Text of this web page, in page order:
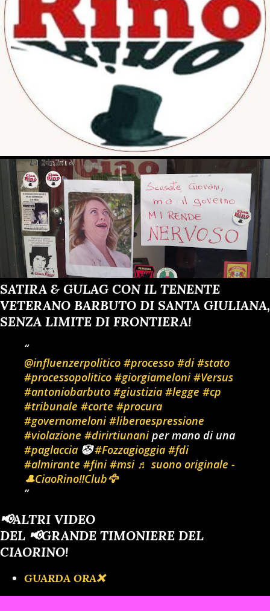
SATIRA & GULAG CON IL TENENTE
VETERANO BARBUTO DI SANTA GIULIANA,
SENZA LIMITE DI FRONTIERA!
@influenzerpolitico #processo #di #stato
#processopolitico #giorgiameloni #Versus
#antoniobarbuto #giustizia #legge #cp
#tribunale #corte #procura
#governomeloni #liberaespressione
#violazione #dirirtiunaniper mano di una
#paglaccia 🤡#Fozzagioggia #fdi
#almirante #fini #msi ♬ suono originale -
🎩CiaoRino‼️Club🦅
📢ALTRI VIDEO
DEL 📢GRANDE TIMONIERE DEL
CIAORINO!
GUARDA ORA❌️